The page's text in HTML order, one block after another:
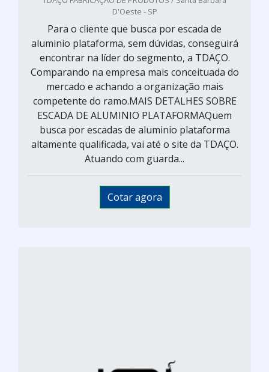
D'Oeste - SP
Para o cliente que busca por escada de
aluminio plataforma, sem dúvidas, conseguirá
encontrar na líder do segmento, a TDAÇO.
Comparando na empresa mais conceituada do
mercado e achando a organização mais
competente do ramo.MAIS DETALHES SOBRE
ESCADA DE ALUMINIO PLATAFORMAQuem
busca por escadas de aluminio plataforma
altamente qualificada, vai até o site da TDAÇO.
Atuando com guarda...
Cotar agora